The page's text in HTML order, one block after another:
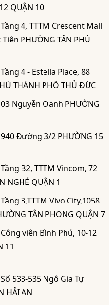
QUẬN 10
4, TTTM Crescent Mall
PHƯỜNG TÂN PHÚ
4 - Estella Place, 88
THÀNH PHỐ THỦ ĐỨC
Nguyễn Oanh PHƯỜNG
Đường 3/2 PHƯỜNG 15
B2, TTTM Vincom, 72
NGHÉ QUẬN 1
3,TTTM Vivo City,1058
TÂN PHONG QUẬN 7
viên Bình Phú, 10-12
11
533-535 Ngô Gia Tự
HẢI AN